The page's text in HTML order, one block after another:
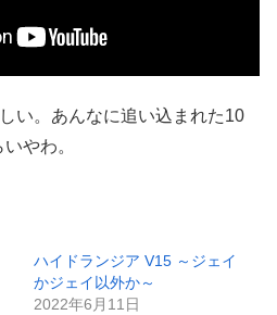
い。あんなに追い込まれた10
やわ。
ハイドランジア V15 ～ジェイ
かジェイ以外か～
2022年6月11日